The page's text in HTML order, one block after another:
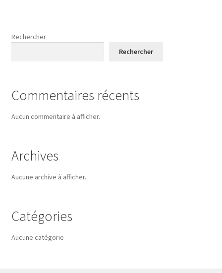
Rechercher
Rechercher
Commentaires récents
Aucun commentaire à afficher.
Archives
Aucune archive à afficher.
Catégories
Aucune catégorie